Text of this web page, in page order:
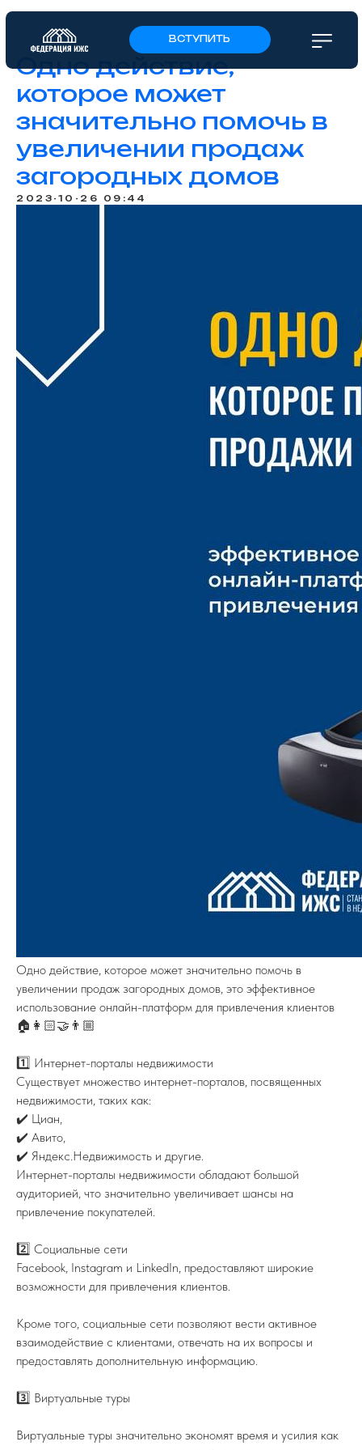
ВСТУПИТЬ
Одно действие,
которое может
значительно помочь в
увеличении продаж
загородных домов
2023-10-26 09:44
Одно действие, которое может значительно помочь в
увеличении продаж загородных домов, это эффективное
использование онлайн-платформ для привлечения клиентов
🏠👩🏻‍🤝‍👨🏼
1️⃣ Интернет-порталы недвижимости
Существует множество интернет-порталов, посвященных
недвижимости, таких как:
✔️ Циан,
✔️ Авито,
✔️ Яндекс.Недвижимость и другие.
Интернет-порталы недвижимости обладают большой
аудиторией, что значительно увеличивает шансы на
привлечение покупателей.
2️⃣ Социальные сети
Facebook, Instagram и LinkedIn, предоставляют широкие
возможности для привлечения клиентов.
Кроме того, социальные сети позволяют вести активное
взаимодействие с клиентами, отвечать на их вопросы и
предоставлять дополнительную информацию.
3️⃣ Виртуальные туры
Виртуальные туры значительно экономят время и усилия как
8 (800) 77-00-180
На канале вы найдете самую свежую
информацию о всех событиях связанных
с ИЖС.
ПОДПИСЫВАЙТЕСЬ НА TELEGRAM
ФЕДЕРАЦИИ ИЖС
© 2015 – 2025 Федерация ИЖС
ООО "ФИЖС". ИНН 1660279424. 420097, Республика
TELEGRAM